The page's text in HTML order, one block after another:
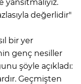
değerlidir"
bir yer
genç nesiller
şöyle açıkladı:
Geçmişten